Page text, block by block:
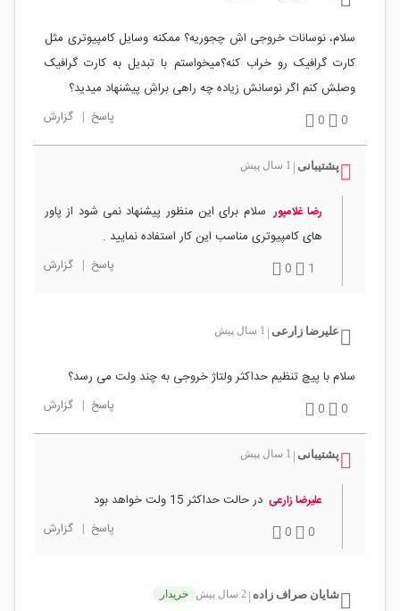
سلام، نوسانات خروجی اش چجوریه؟ ممکنه وسایل کامپیوتری مثل
کارت گرافیک رو خراب کنه؟میخواستم با تبدیل به کارت گرافیک
وصلش کنم اگر نوسانش زیاده چه راهی براش پیشنهاد میدید؟
0
0 پاسخ | گزارش
پشتیبانی 1 سال پیش
رضا غلامپور سلام برای این منظور پیشنهاد نمی شود از پاور
های کامپیوتری مناسب این کار استفاده نمایید .
1
0 پاسخ | گزارش
علیرضا زارعی 1 سال پیش
سلام با پیچ تنظیم حداکثر ولتاژ خروجی به چند ولت می رسد؟
0
0 پاسخ | گزارش
پشتیبانی 1 سال پیش
علیرضا زارعی در حالت حداکثر 15 ولت خواهد بود
0
0 پاسخ | گزارش
شایان صراف زاده 2 سال پیش خریدار